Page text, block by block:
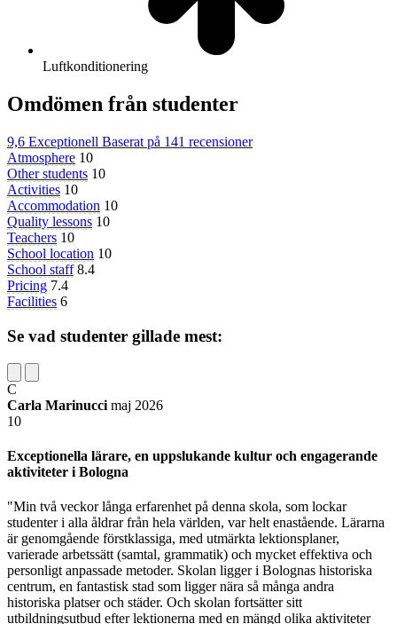
Luftkonditionering
Omdömen från studenter
9,6 Exceptionell Baserat på 141 recensioner
Atmosphere 10
Other students 10
Activities 10
Accommodation 10
Quality lessons 10
Teachers 10
School location 10
School staff 8.4
Pricing 7.4
Facilities 6
Se vad studenter gillade mest:
C
Carla Marinucci maj 2026
10
Exceptionella lärare, en uppslukande kultur och engagerande
aktiviteter i Bologna
"Min två veckor långa erfarenhet på denna skola, som lockar
studenter i alla åldrar från hela världen, var helt enastående. Lärarna
är genomgående förstklassiga, med utmärkta lektionsplaner,
varierade arbetssätt (samtal, grammatik) och mycket effektiva och
personligt anpassade metoder. Skolan ligger i Bolognas historiska
centrum, en fantastisk stad som ligger nära så många andra
historiska platser och städer. Och skolan fortsätter sitt
utbildningsutbud efter lektionerna med en mängd olika aktiviteter